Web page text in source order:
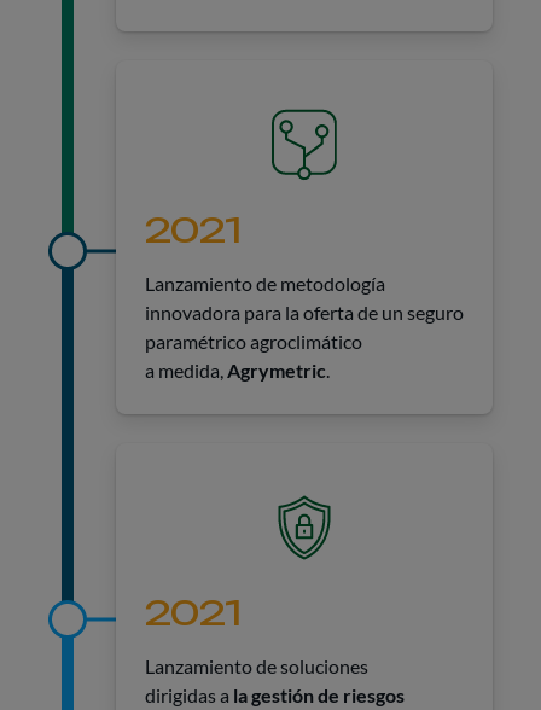
2021
Lanzamiento de metodología
innovadora para la oferta de un seguro
paramétrico agroclimático
a medida,Agrymetric.
2021
Lanzamiento de soluciones
dirigidas a la gestión de riesgos